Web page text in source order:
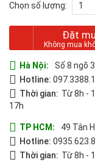
Chọn số lượng:
Đặt
Hà Nội:
Số 8 ngõ
Hotline:
Thời gian: Từ 8h -
17h
TP HCM:
49 Tân
Hotline:
Thời gian: Từ 8h -